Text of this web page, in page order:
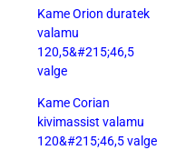
Kame Orion duratek
valamu
120,5&#215;46,5
valge
Kame Corian
kivimassist valamu
120&#215;46,5 valge